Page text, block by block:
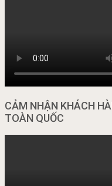
CẢM NHẬN KHÁCH
TOÀN QUỐC